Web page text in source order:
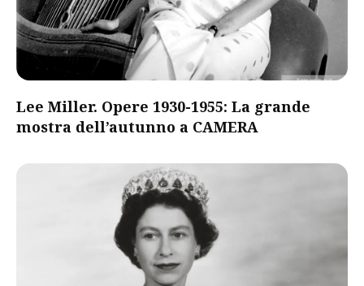
Lee Miller. Opere 1930-1955: La grande
mostra dell’autunno a CAMERA